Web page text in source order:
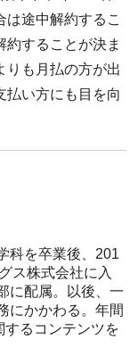
は途中解約するこ
約することが決ま
りも月払の方が出
払い方にも目を向
科を卒業後、201
ス株式会社に入
に配属。以後、一
にかかわる。年間
するコンテンツを